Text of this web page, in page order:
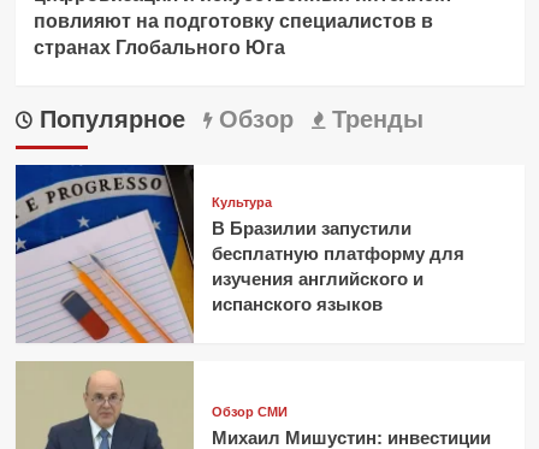
повлияют на подготовку специалистов в
странах Глобального Юга
Популярное Обзор Тренды
Культура
В Бразилии запустили
бесплатную платформу для
изучения английского и
испанского языков
Обзор СМИ
Михаил Мишустин: инвестиции